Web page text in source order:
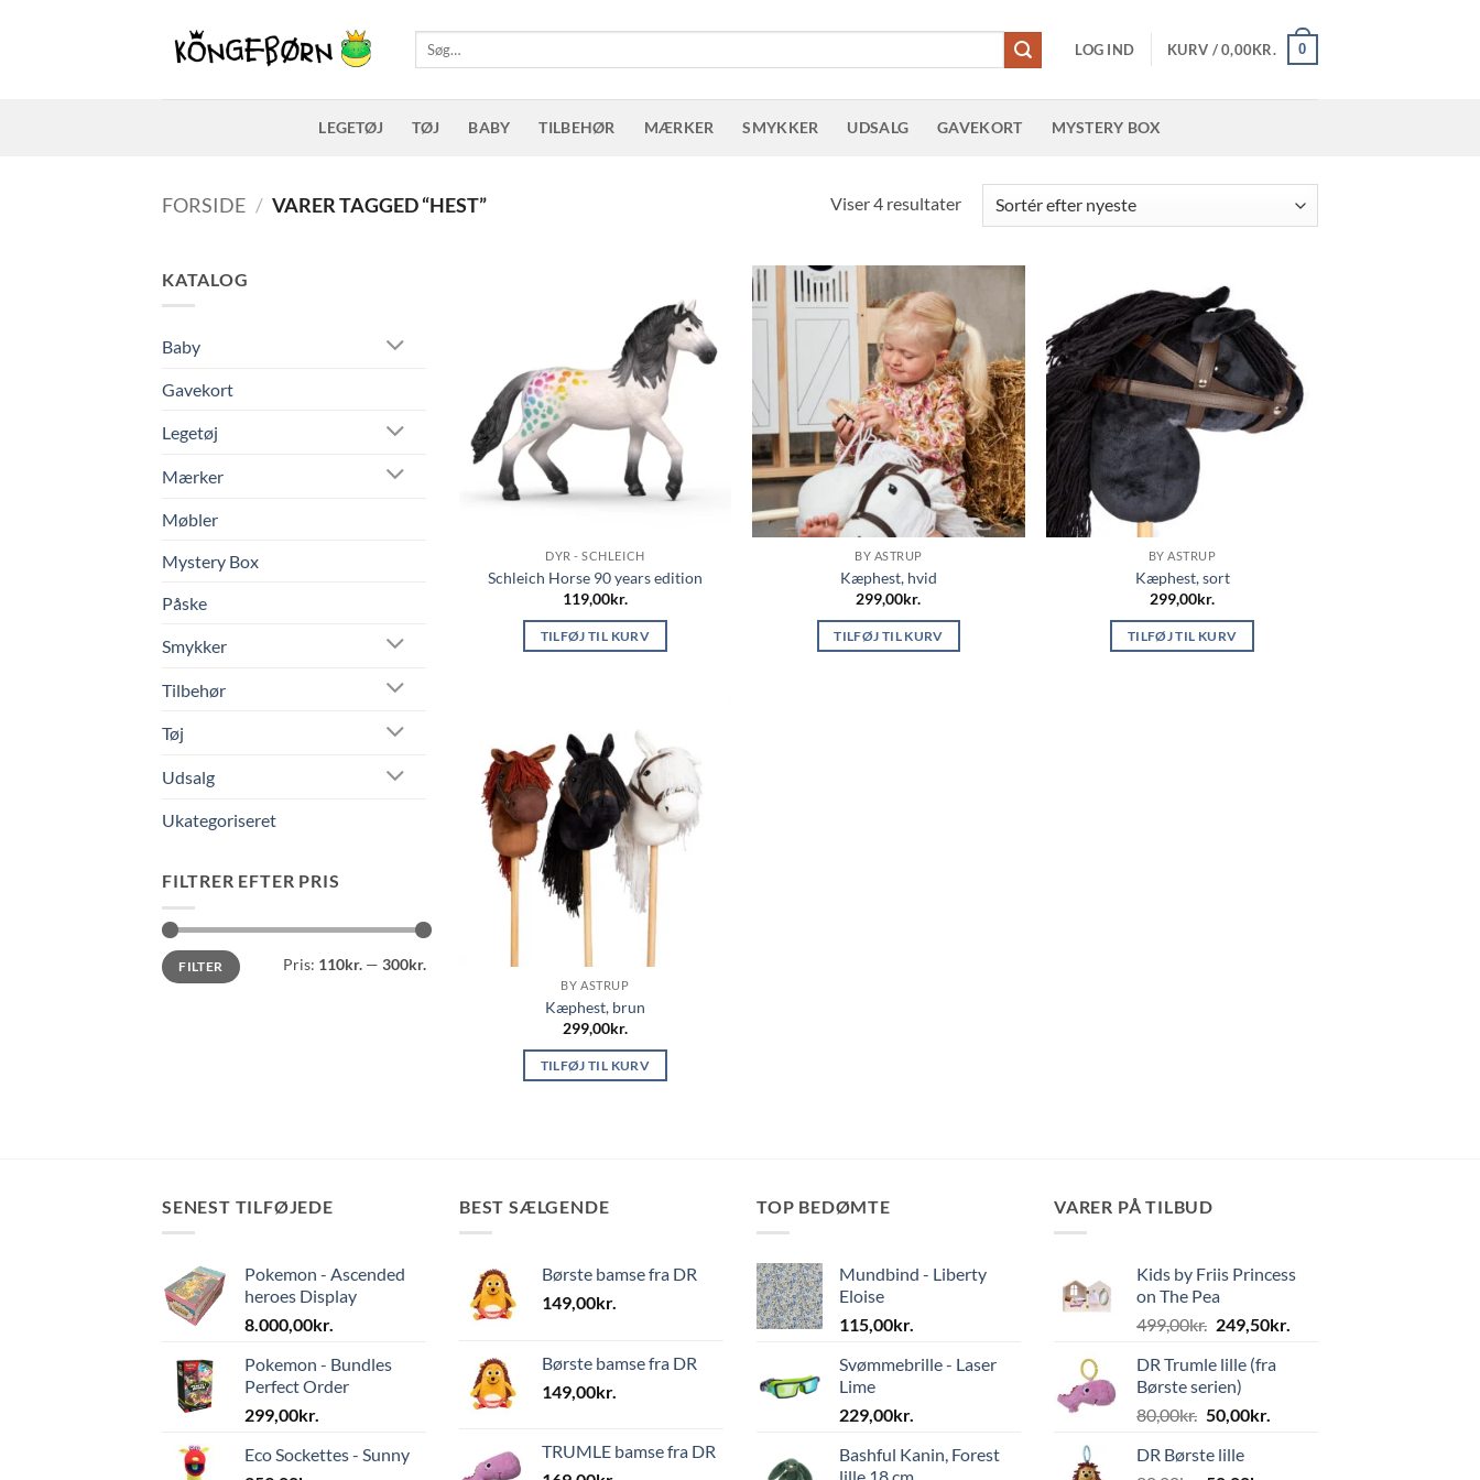
Søg
efter:
LOG IND KURV /0,00KR. 0
LEGETØJ TØJ BABY TILBEHØR MÆRKER SMYKKER UDSALG GAVEKORT MYSTERY BOX
FORSIDE / VARER TAGGED “HEST” Viser 4 resultaterSorteret
efter
KATALOG
Baby
Gavekort
Legetøj
Mærker
Møbler
Mystery Box
Påske
Smykker
Tilbehør
Tøj
Udsalg
Ukategoriseret
FILTRER EFTER PRIS
Mindste
pris
Højeste
prisFILTER Pris: 110kr. — 300kr.
DYR - SCHLEICH
Schleich Horse 90 years edition
119,00kr.
TILFØJ TIL KURV
BY ASTRUP
Kæphest, hvid
299,00kr.
TILFØJ TIL KURV
BY ASTRUP
Kæphest, sort
299,00kr.
TILFØJ TIL KURV
BY ASTRUP
Kæphest, brun
299,00kr.
TILFØJ TIL KURV
SENEST TILFØJEDE
Pokemon - Ascended
heroes Display
8.000,00kr.
Pokemon - Bundles
Perfect Order
299,00kr.
Eco Sockettes - Sunny
BEST SÆLGENDE
Børste bamse fra DR
149,00kr.
Børste bamse fra DR
149,00kr.
TRUMLE bamse fra DR
TOP BEDØMTE
Mundbind - Liberty
Eloise
115,00kr.
Svømmebrille - Laser
Lime
229,00kr.
Bashful Kanin, Forest
VARER PÅ TILBUD
Kids by Friis Princess
on The Pea
499,00kr. Den
pris
var:
499,00kr..
249,50kr.
DR Trumle lille (fra
Børste serien)
80,00kr. Den
pris
50,00kr.
DR Børste lille